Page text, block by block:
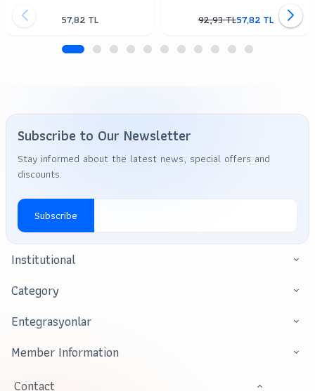
57,82 TL
92,93TL57,82 TL
Subscribe to Our Newsletter
Stay informed about the latest news, special offers and
discounts.
Subscribe
Institutional
Category
Entegrasyonlar
Member Information
Contact